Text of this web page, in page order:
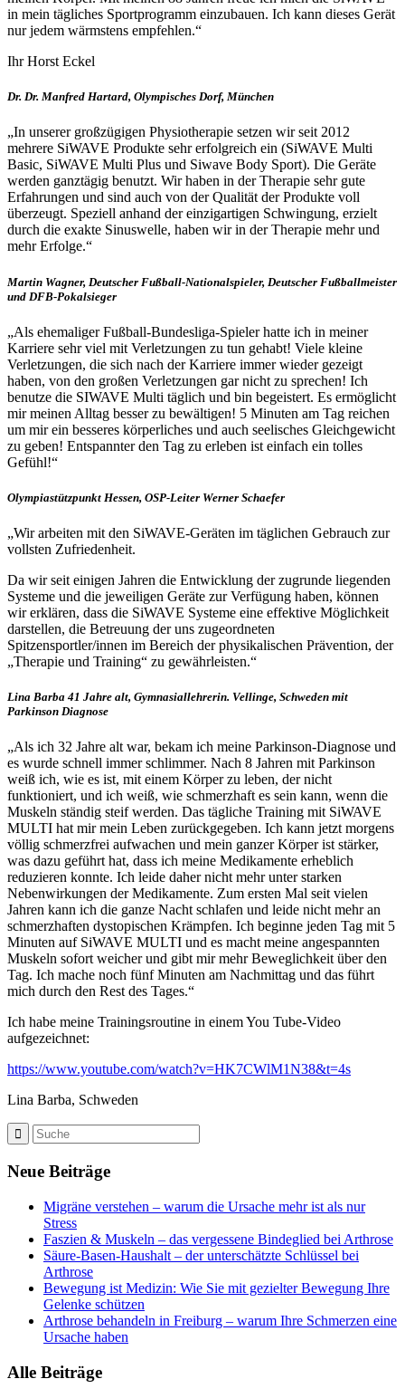
in mein tägliches Sportprogramm einzubauen. Ich kann dieses Gerät
nur jedem wärmstens empfehlen.“
Ihr Horst Eckel
Dr. Dr. Manfred Hartard, Olympisches Dorf, München
„In unserer großzügigen Physiotherapie setzen wir seit 2012
mehrere SiWAVE Produkte sehr erfolgreich ein (SiWAVE Multi
Basic, SiWAVE Multi Plus und Siwave Body Sport). Die Geräte
werden ganztägig benutzt. Wir haben in der Therapie sehr gute
Erfahrungen und sind auch von der Qualität der Produkte voll
überzeugt. Speziell anhand der einzigartigen Schwingung, erzielt
durch die exakte Sinuswelle, haben wir in der Therapie mehr und
mehr Erfolge.“
Martin Wagner, Deutscher Fußball-Nationalspieler, Deutscher Fußballmeister
und DFB-Pokalsieger
„Als ehemaliger Fußball-Bundesliga-Spieler hatte ich in meiner
Karriere sehr viel mit Verletzungen zu tun gehabt! Viele kleine
Verletzungen, die sich nach der Karriere immer wieder gezeigt
haben, von den großen Verletzungen gar nicht zu sprechen! Ich
benutze die SIWAVE Multi täglich und bin begeistert. Es ermöglicht
mir meinen Alltag besser zu bewältigen! 5 Minuten am Tag reichen
um mir ein besseres körperliches und auch seelisches Gleichgewicht
zu geben! Entspannter den Tag zu erleben ist einfach ein tolles
Gefühl!“
Olympiastützpunkt Hessen, OSP-Leiter Werner Schaefer
„Wir arbeiten mit den SiWAVE-Geräten im täglichen Gebrauch zur
vollsten Zufriedenheit.
Da wir seit einigen Jahren die Entwicklung der zugrunde liegenden
Systeme und die jeweiligen Geräte zur Verfügung haben, können
wir erklären, dass die SiWAVE Systeme eine effektive Möglichkeit
darstellen, die Betreuung der uns zugeordneten
Spitzensportler/innen im Bereich der physikalischen Prävention, der
„Therapie und Training“ zu gewährleisten.“
Lina Barba 41 Jahre alt, Gymnasiallehrerin. Vellinge, Schweden mit
Parkinson Diagnose
„Als ich 32 Jahre alt war, bekam ich meine Parkinson-Diagnose und
es wurde schnell immer schlimmer. Nach 8 Jahren mit Parkinson
weiß ich, wie es ist, mit einem Körper zu leben, der nicht
funktioniert, und ich weiß, wie schmerzhaft es sein kann, wenn die
Muskeln ständig steif werden. Das tägliche Training mit SiWAVE
MULTI hat mir mein Leben zurückgegeben. Ich kann jetzt morgens
völlig schmerzfrei aufwachen und mein ganzer Körper ist stärker,
was dazu geführt hat, dass ich meine Medikamente erheblich
reduzieren konnte. Ich leide daher nicht mehr unter starken
Nebenwirkungen der Medikamente. Zum ersten Mal seit vielen
Jahren kann ich die ganze Nacht schlafen und leide nicht mehr an
schmerzhaften dystopischen Krämpfen. Ich beginne jeden Tag mit 5
Minuten auf SiWAVE MULTI und es macht meine angespannten
Muskeln sofort weicher und gibt mir mehr Beweglichkeit über den
Tag. Ich mache noch fünf Minuten am Nachmittag und das führt
mich durch den Rest des Tages.“
Ich habe meine Trainingsroutine in einem You Tube-Video
aufgezeichnet:
https://www.youtube.com/watch?v=HK7CWlM1N38&t=4s
Lina Barba, Schweden
Neue Beiträge
Migräne verstehen – warum die Ursache mehr ist als nur
Stress
Faszien & Muskeln – das vergessene Bindeglied bei Arthrose
Säure-Basen-Haushalt – der unterschätzte Schlüssel bei
Arthrose
Bewegung ist Medizin: Wie Sie mit gezielter Bewegung Ihre
Gelenke schützen
Arthrose behandeln in Freiburg – warum Ihre Schmerzen eine
Ursache haben
Alle Beiträge